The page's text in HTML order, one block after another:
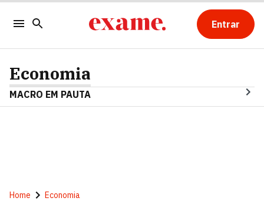
Entrar
Economia
MACRO EM PAUTA
Home Economia